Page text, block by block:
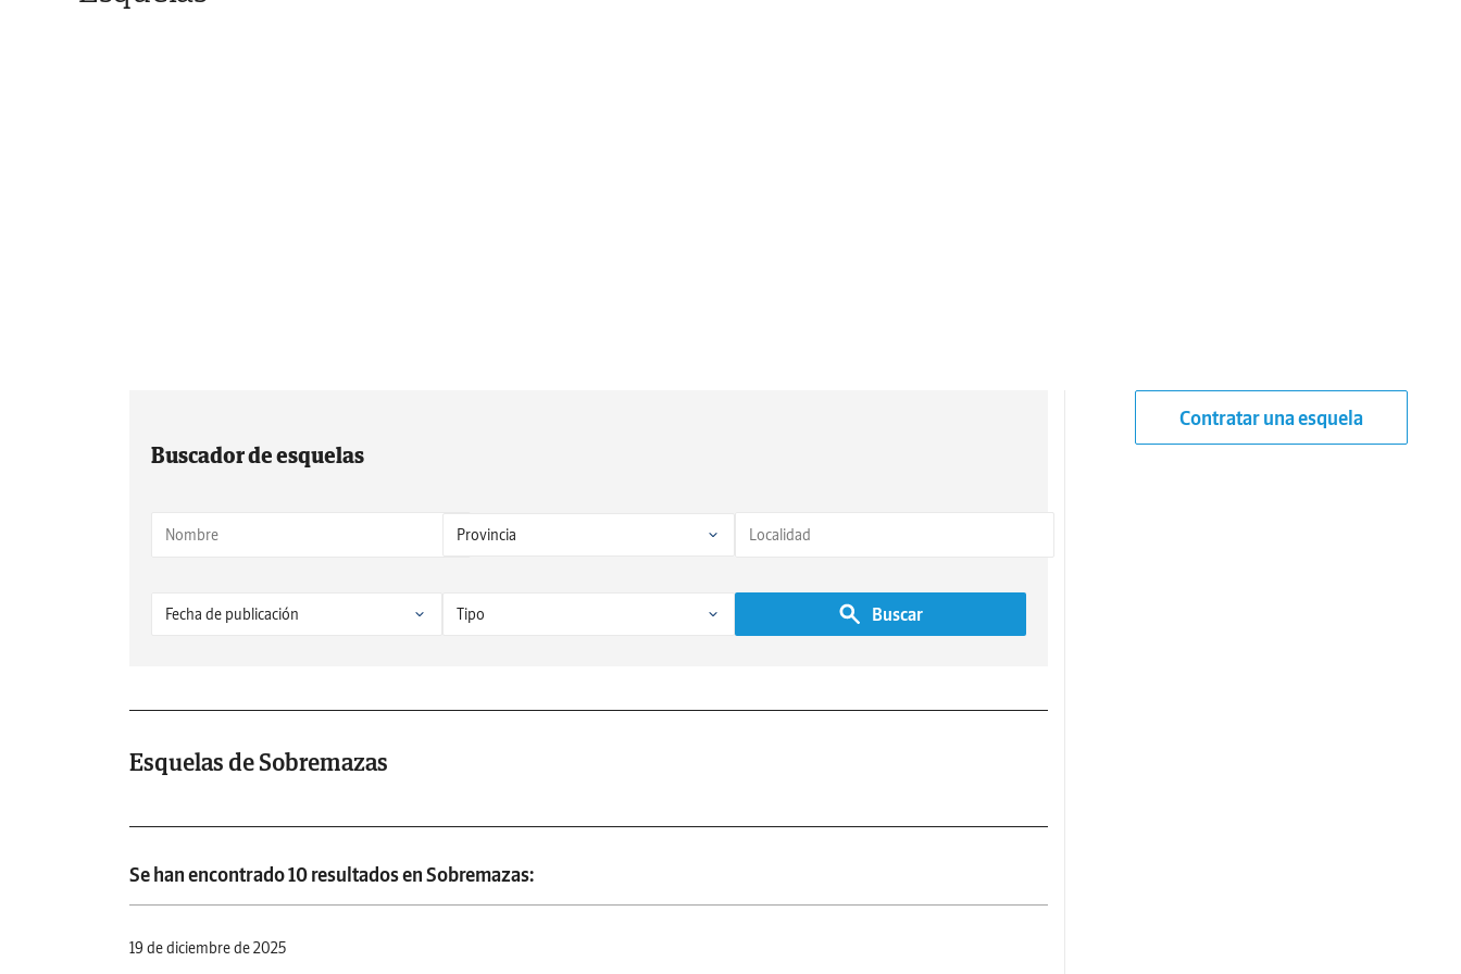
Buscador de esquelas
Buscar
Esquelas de Sobremazas
Se han encontrado 10 resultados en Sobremazas:
19 de diciembre de 2025
Contratar una esquela